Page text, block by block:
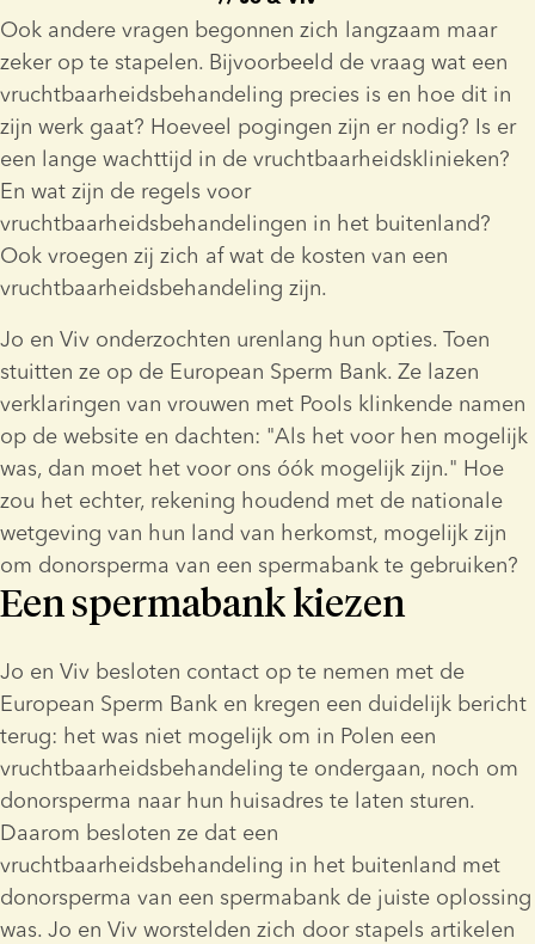
Ook andere vragen begonnen zich langzaam maar
zeker op te stapelen. Bijvoorbeeld de vraag wat een
vruchtbaarheidsbehandeling precies is en hoe dit in
zijn werk gaat? Hoeveel pogingen zijn er nodig? Is er
een lange wachttijd in de vruchtbaarheidsklinieken?
En wat zijn de regels voor
vruchtbaarheidsbehandelingen in het buitenland?
Ook vroegen zij zich af wat de kosten van een
vruchtbaarheidsbehandeling zijn.
Jo en Viv onderzochten urenlang hun opties. Toen
stuitten ze op de European Sperm Bank. Ze lazen
verklaringen van vrouwen met Pools klinkende namen
op de website en dachten: "Als het voor hen mogelijk
was, dan moet het voor ons óók mogelijk zijn." Hoe
zou het echter, rekening houdend met de nationale
wetgeving van hun land van herkomst, mogelijk zijn
om donorsperma van een spermabank te gebruiken?
Een spermabank kiezen
Jo en Viv besloten contact op te nemen met de
European Sperm Bank en kregen een duidelijk bericht
terug: het was niet mogelijk om in Polen een
vruchtbaarheidsbehandeling te ondergaan, noch om
donorsperma naar hun huisadres te laten sturen.
Daarom besloten ze dat een
vruchtbaarheidsbehandeling in het buitenland met
donorsperma van een spermabank de juiste oplossing
was. Jo en Viv worstelden zich door stapels artikelen